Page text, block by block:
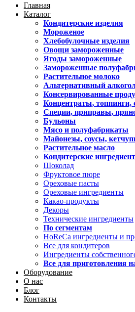
Главная
Каталог
Кондитерские изделия
Мороженое
Хлебобулочные изделия
Овощи замороженные
Ягоды замороженные
Замороженные
Растительное молоко
Альтернативный
Консервированные
Концентраты, топпинги,
Специи, приправы,
Бульоны
Мясо и полуфабрикаты
Майонезы, соусы,
Растительное масло
Кондитерские
Шоколад
Фруктовое пюре
Ореховые пасты
Ореховые ингредиенты
Какао-продукты
Декоры
Технические ингредиенты
По сегментам
HoReCa ингредиенты и
Все для кондитеров
Ингредиенты
Все для приготовления
Оборудование
О нас
Блог
Контакты